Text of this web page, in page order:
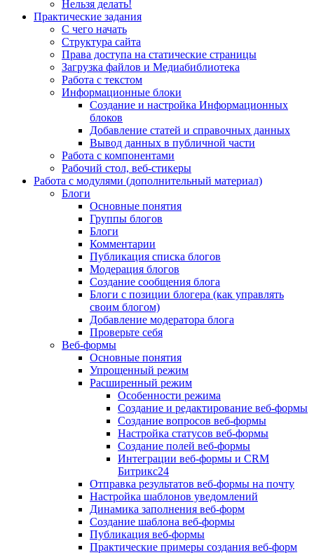
Нельзя делать!
Практические задания
С чего начать
Структура сайта
Права доступа на статические страницы
Загрузка файлов и Медиабиблиотека
Работа с текстом
Информационные блоки
Создание и настройка Информационных
блоков
Добавление статей и справочных данных
Вывод данных в публичной части
Работа с компонентами
Рабочий стол, веб-стикеры
Работа с модулями (дополнительный материал)
Блоги
Основные понятия
Группы блогов
Блоги
Комментарии
Публикация списка блогов
Модерация блогов
Создание сообщения блога
Блоги с позиции блогера (как управлять
своим блогом)
Добавление модератора блога
Проверьте себя
Веб-формы
Основные понятия
Упрощенный режим
Расширенный режим
Особенности режима
Создание и редактирование веб-формы
Создание вопросов веб-формы
Настройка статусов веб-формы
Создание полей веб-формы
Интеграции веб-формы и CRM
Битрикс24
Отправка результатов веб-формы на почту
Настройка шаблонов уведомлений
Динамика заполнения веб-форм
Создание шаблона веб-формы
Публикация веб-формы
Практические примеры создания веб-форм